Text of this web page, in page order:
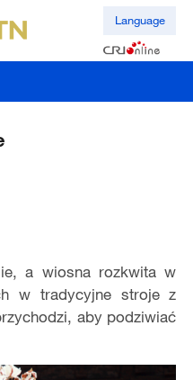
Language
a wiosna rozkwita w
w tradycyjne stroje z
aby podziwiać